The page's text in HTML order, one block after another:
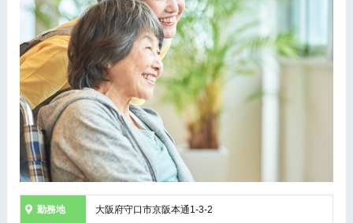
勤務地 大阪府守口市京阪本通1-3-2